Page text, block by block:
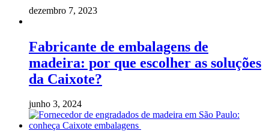
dezembro 7, 2023
Fabricante de embalagens de
madeira: por que escolher as soluções
da Caixote?
junho 3, 2024